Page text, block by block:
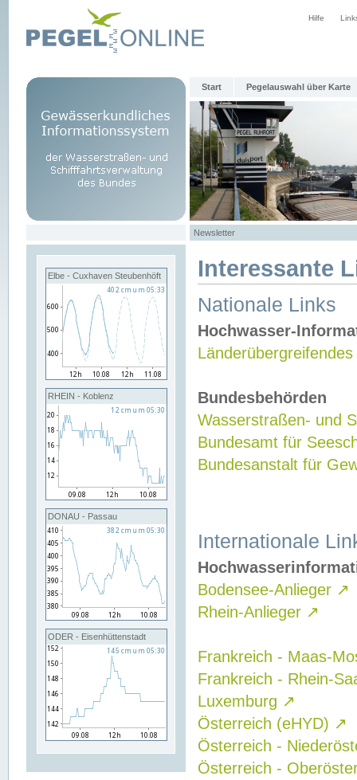
Hilfe
Start Pegelauswahl über Karte
Newsletter
Elbe - Cuxhaven Steubenhöft
RHEIN - Koblenz
DONAU - Passau
ODER - Eisenhüttenstadt
Interessante
Nationale Links
Hochwasser-
Bundesbehörden
Wasserstraßen- und
Bundesamt für
Bundesanstalt für
Internationale
Bodensee-Anlieger ↗
Rhein-Anlieger ↗
Frankreich - Maas-
Frankreich - Rhein-
Luxemburg ↗
Österreich (eHYD) ↗
Österreich -
Österreich -